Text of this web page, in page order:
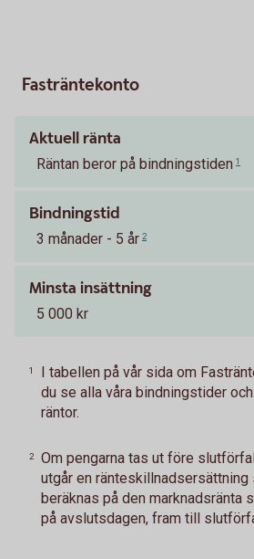
Fasträntekonto
Aktuell ränta
Räntan beror på bindningstiden 1
Bindningstid
3 månader - 5 år 2
Minsta insättning
5 000 kr
1
I tabellen på vår sida om
du se alla våra bindningstider
räntor.
2
Om pengarna tas ut före
utgår en ränteskillnadsersättning
beräknas på den marknadsränta
på avslutsdagen, fram till